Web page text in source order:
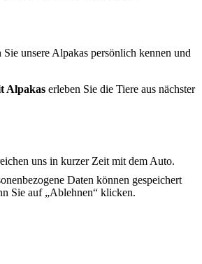
unsere Alpakas persönlich kennen und
Alpakas erleben Sie die Tiere aus nächster
uns in kurzer Zeit mit dem Auto.
Daten können gespeichert
Sie auf „Ablehnen“ klicken.